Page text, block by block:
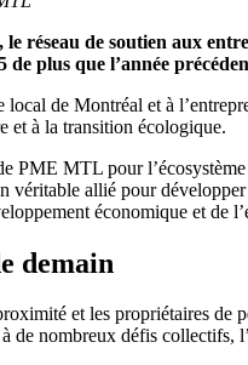
réseau de soutien aux
de plus que l’année
de Montréal et à
et à la transition écologique.
PME MTL pour
allié pour
économique et de
demain
et les propriétaires de
de nombreux défis collectifs,